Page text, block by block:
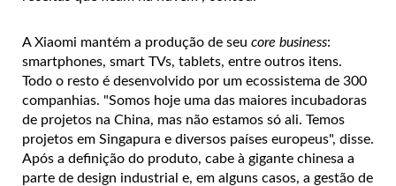
A Xiaomi mantém a produção de seu core business:
smartphones, smart TVs, tablets, entre outros itens.
Todo o resto é desenvolvido por um ecossistema de 300
companhias. "Somos hoje uma das maiores incubadoras
de projetos na China, mas não estamos só ali. Temos
projetos em Singapura e diversos países europeus", disse.
Após a definição do produto, cabe à gigante chinesa a
parte de design industrial e, em alguns casos, a gestão de